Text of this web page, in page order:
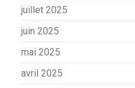
juillet 2025
juin 2025
mai 2025
avril 2025